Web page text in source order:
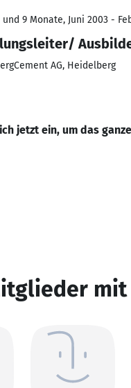
und 9 Monate, Juni 2003 -
AG, Heidelberg
jetzt ein, um das